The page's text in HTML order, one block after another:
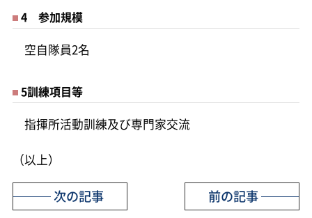
4 参加規模
空自隊員2名
5訓練項目等
指揮所活動訓練及び専門家交流
（以上）
前の記事
次の記事